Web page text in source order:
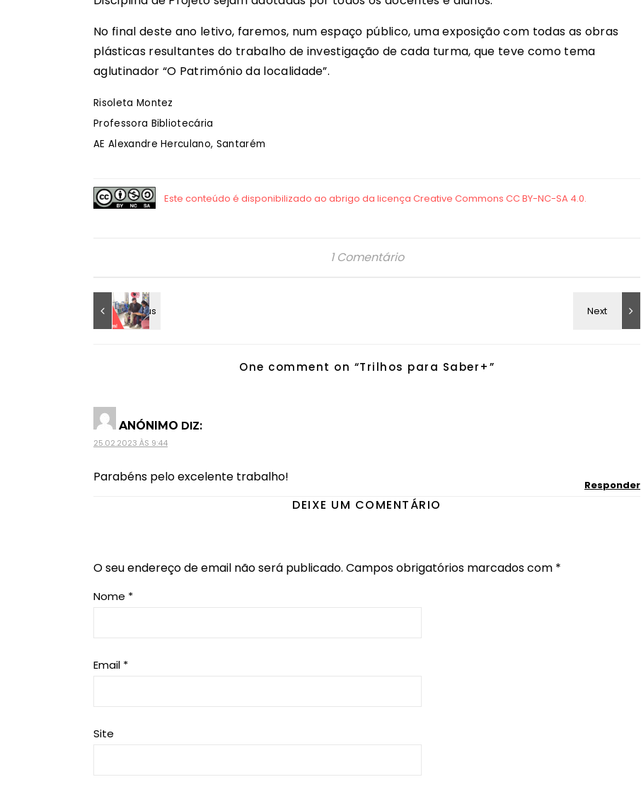
No final deste ano letivo, faremos, num espaço público, uma exposição com todas as obras
plásticas resultantes do trabalho de investigação de cada turma, que teve como tema
aglutinador “O Património da localidade”.
Risoleta Montez
Professora Bibliotecária
AE Alexandre Herculano, Santarém
1 Comentário
One comment on “Trilhos para Saber+”
ANÓNIMO DIZ:
25.02.2023 ÀS 9:44
Parabéns pelo excelente trabalho!
Responder
DEIXE UM COMENTÁRIO
O seu endereço de email não será publicado. Campos obrigatórios marcados com *
Nome *
Email *
Site